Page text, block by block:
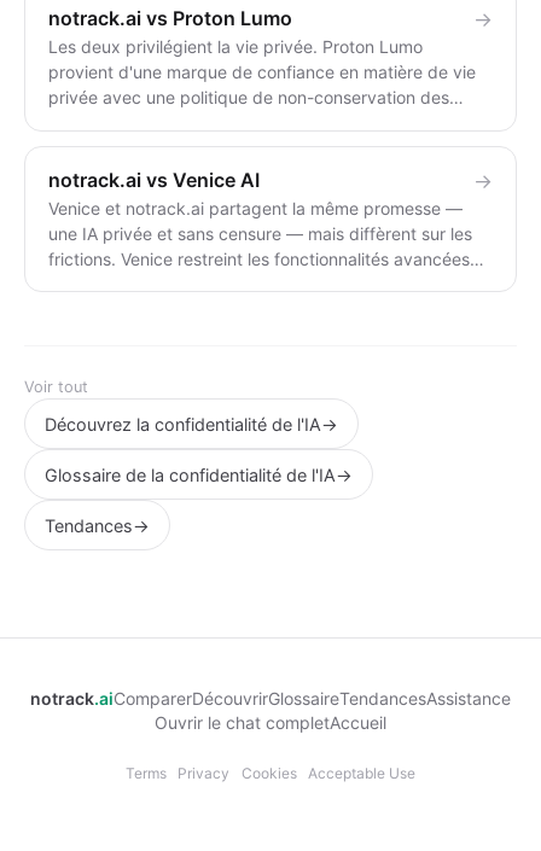
recherche). Utilisez Perplexity pour des recherches
citées et à jour ; utilisez notrack.ai pour des
conversations privées et non filtrées.
notrack.ai vs Proton Lumo →
Les deux privilégient la vie privée. Proton Lumo
provient d'une marque de confiance en matière de vie
privée avec une politique de non-conservation des
des garde-fous de contenu. notrack.ai ne nécessite
aucun compte, ne stocke rien et est sans censure.
Choisissez Lumo pour l'écosystème Proton et la
garantie de la marque ; choisissez notrack.ai pour des
réponses sans compte et non filtrées.
notrack.ai vs Venice AI →
Venice et notrack.ai partagent la même promesse —
une IA privée et sans censure — mais diffèrent sur les
frictions. Venice restreint les fonctionnalités avancées
et le choix de modèles ; choisissez notrack.ai pour une
Voir tout
Découvrez la confidentialité de l'IA→
Glossaire de la confidentialité de l'IA→
Tendances→
notrack.aiComparerDécouvrirGlossaireTendancesAssistance
Ouvrir le chat completAccueil
Terms Privacy Cookies Acceptable Use